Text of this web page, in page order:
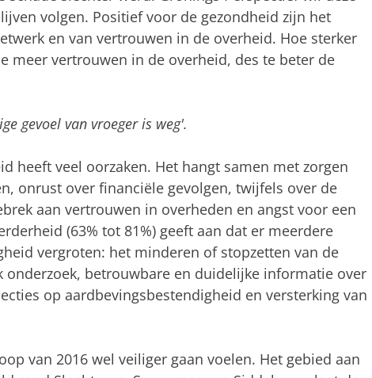
volgen. Positief voor de gezondheid zijn het
en van vertrouwen in de overheid. Hoe sterker
meer vertrouwen in de overheid, des te beter de
gevoel van vroeger is weg'.
heeft veel oorzaken. Het hangt samen met zorgen
onrust over financiële gevolgen, twijfels over de
aan vertrouwen in overheden en angst voor een
(63% tot 81%) geeft aan dat er meerdere
vergroten: het minderen of stopzetten van de
onderzoek, betrouwbare en duidelijke informatie over
op aardbevingsbestendigheid en versterking van
van 2016 wel veiliger gaan voelen. Het gebied aan